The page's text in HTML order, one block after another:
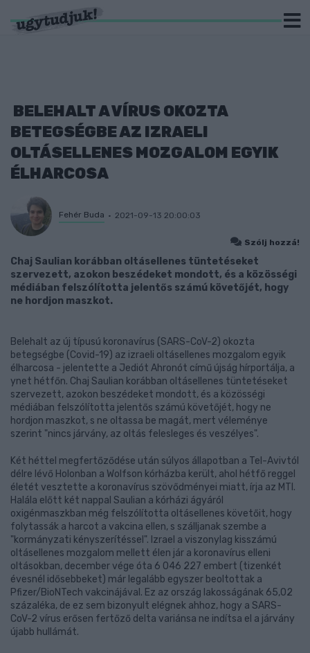
BELEHALT A VÍRUS OKOZTA
BETEGSÉGBE AZ IZRAELI
OLTÁSELLENES MOZGALOM EGYIK
ÉLHARCOSA
Fehér Buda 2021-09-13 20:00:03
Szólj hozzá!
Chaj Saulian korábban oltásellenes tüntetéseket
szervezett, azokon beszédeket mondott, és a közösségi
médiában felszólította jelentős számú követőjét, hogy
ne hordjon maszkot.
Belehalt az új típusú koronavírus (SARS-CoV-2) okozta
betegségbe (Covid-19) az izraeli oltásellenes mozgalom egyik
élharcosa - jelentette a Jediót Ahronót című újság hírportálja, a
ynet hétfőn. Chaj Saulian korábban oltásellenes tüntetéseket
szervezett, azokon beszédeket mondott, és a közösségi
médiában felszólította jelentős számú követőjét, hogy ne
hordjon maszkot, s ne oltassa be magát, mert véleménye
szerint "nincs járvány, az oltás felesleges és veszélyes".
Két héttel megfertőződése után súlyos állapotban a Tel-Avivtól
délre lévő Holonban a Wolfson kórházba került, ahol hétfő reggel
életét vesztette a koronavírus szövődményei miatt, írja az MTI.
Halála előtt két nappal Saulian a kórházi ágyáról
oxigénmaszkban még felszólította oltásellenes követőit, hogy
folytassák a harcot a vakcina ellen, s szálljanak szembe a
"kormányzati kényszerítéssel". Izrael a viszonylag kisszámú
oltásellenes mozgalom mellett élen jár a koronavírus elleni
oltásokban, december vége óta 6 046 227 embert (tizenkét
évesnél idősebbeket) már legalább egyszer beoltottak a
Pfizer/BioNTech vakcinájával. Ez az ország lakosságának 65,02
százaléka, de ez sem bizonyult elégnek ahhoz, hogy a SARS-
CoV-2 vírus erősen fertőző delta variánsa ne indítsa el a járvány
újabb hullámát.